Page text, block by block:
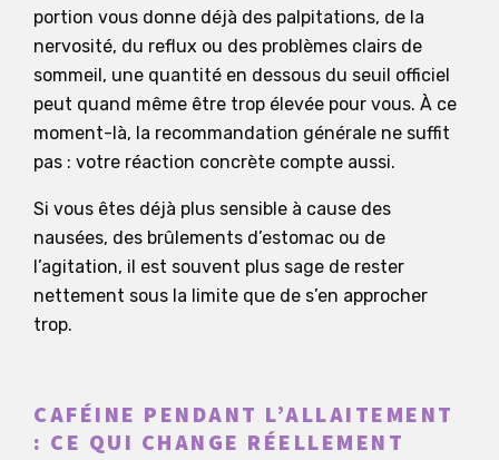
portion vous donne déjà des palpitations, de la
nervosité, du reflux ou des problèmes clairs de
sommeil, une quantité en dessous du seuil officiel
peut quand même être trop élevée pour vous. À ce
moment-là, la recommandation générale ne suffit
pas : votre réaction concrète compte aussi.
Si vous êtes déjà plus sensible à cause des
nausées, des brûlements d’estomac ou de
l’agitation, il est souvent plus sage de rester
nettement sous la limite que de s’en approcher
trop.
CAFÉINE PENDANT L’ALLAITEMENT
: CE QUI CHANGE RÉELLEMENT